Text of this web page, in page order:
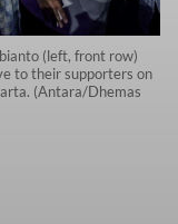
(left, front row)
to their supporters on
(Antara/Dhemas